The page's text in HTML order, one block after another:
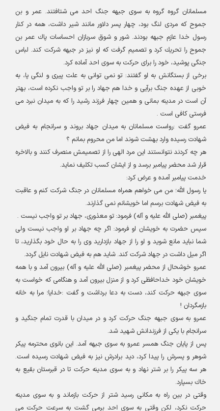
مسلمانان گروه گروه به سوى جبهه جنگ احد مى شتافتند. عمر و بن
جموح كه مردى لنگ بود، چهار پسر دلاور مانند شير داشت، همه در كنار
رسول خدا عازم جبهه بودند. شور و شوق سربازان احساسات پاك عمر بن
جموح را تحريك كرد و تصميم گرفت كه او نيز در جبهه شركت كند. لباس
جنگى پوشيد، خود را براى حركت به سوى احد آماده كرد.
برخى از بستگانش به او گفتند:تو نمى توانى به علت پيرى و لنگى پا، به
خوبى از عهده جنگ برآيى و خدا هم جهاد را بر تو واجب نكرده است، بهتر
آن است در مدينه بمانى و همين چهار فرزند رشيد را كه به ميدان نبرد مى
فرستى كافى است.
عمرو گفت:رواست مسلمانان به ميدان جهاد بروند و سرانجام به فيض
شهادت رسيده وارد بهشت شوند اما من محروم بمانم ؟
هر چه كردند نتوانستند اين مرد الهى را از تصميمش منصرف كنند و بالاخره
قرار شد محضر پيامبر برسد و از ايشان كسب تكليف نمايد.
خدمت پيامبر آمده و عرض كرد:
يا رسول الله؛ من مى خواهم همراه مسلمانان در جنگ شركت كنم و عاقبت
به فيض شهادت برسم اما خويشانم نمى گذارند.
پيغمبر (صلى الله عليه و آله) فرمود:تو معذورى، جهاد بر تو واجب نيست.
سپس حضرت به خويشان او فرمود:اگر چه جهاد بر او واجب نيست ولى
شما نبايد مانع شويد و او را از جهاد بازداريد وى را به حال خود بگذاريد، تا
اگر ميل داشت در جهاد شركت كند. شايد هم به فيض شهادت نايل گردد.
عمرو خوشحال از محضر پيغمبر (صلى الله عليه و آله) بيرون آمد و با همه
خويشان خود خداحافظى كرد و از منزل بيرون آمد و هنگامی که خواست به
سوى جبهه حركت کند، دست به دعا برداشت و گفت:خدايا؛ مرا به خانه
بازمگردان!
عمرو به سوى جبهه جنگ حركت كرد و در ميدان با قدرت تمام جنگيد و
سرانجام با يكى از فرزندانش شهيد شد.
پس از پايان جنگ همسر عمرو به سوى جبهه آمد. اين بانوى محترمه پيكر
شوهر و پسرش را پيدا كرد، ديد برادرش نيز به فيض شهادت رسيده است.
هر سه پيكر را بر شتر نهاد و به سوى مدينه حركت تا در قبرستان بقيع به
خاك بسپارد.
وقتى در بين راه به مكانى رسيد شتر از حركت بازماند و به سوى مدينه
حركت نكرد، لكن وقتى به سوى احد برمى گشت به سرعت حركت مى